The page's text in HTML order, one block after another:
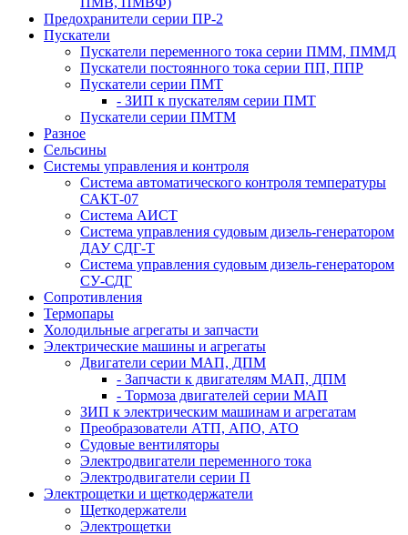
Предохранители серии ПР-2
Пускатели
Пускатели переменного тока серии ПММ, ПММД
Пускатели постоянного тока серии ПП, ППР
Пускатели серии ПМТ
- ЗИП к пускателям серии ПМТ
Пускатели серии ПМТМ
Разное
Сельсины
Системы управления и контроля
Система автоматического контроля температуры
САКТ-07
Система АИСТ
Система управления судовым дизель-генератором
ДАУ СДГ-Т
Система управления судовым дизель-генератором
СУ-СДГ
Сопротивления
Термопары
Холодильные агрегаты и запчасти
Электрические машины и агрегаты
Двигатели серии МАП, ДПМ
- Запчасти к двигателям МАП, ДПМ
- Тормоза двигателей серии МАП
ЗИП к электрическим машинам и агрегатам
Преобразователи АТП, АПО, АТО
Судовые вентиляторы
Электродвигатели переменного тока
Электродвигатели серии П
Электрощетки и щеткодержатели
Щеткодержатели
Электрощетки